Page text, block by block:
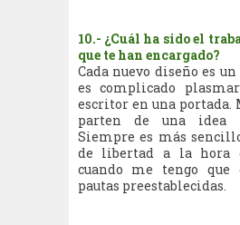
10.- ¿Cuál ha sido el
que te han encargado?
Cada nuevo diseño es
es complicado
escritor en una portada.
parten de una idea
Siempre es más
de libertad a la hora
cuando me tengo que
pautas preestablecidas.